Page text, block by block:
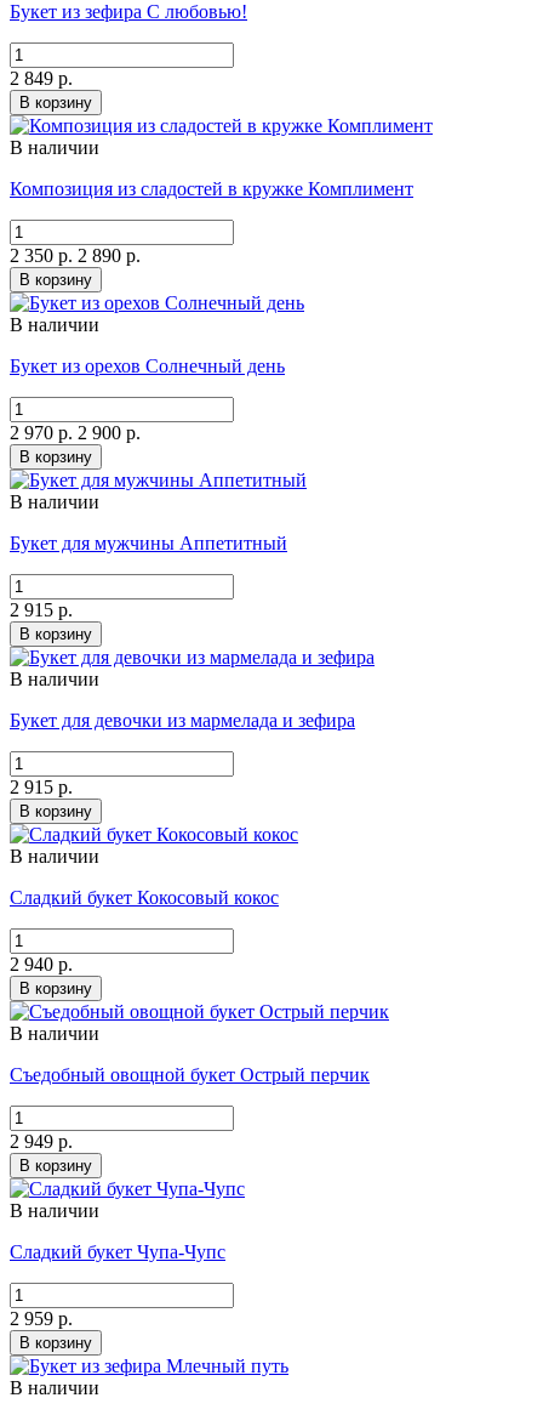
Букет из зефира С любовью!
2 849 р.
В корзину
В наличии
Композиция из сладостей в кружке Комплимент
2 350 р. 2 890 р.
В корзину
В наличии
Букет из орехов Солнечный день
2 970 р. 2 900 р.
В корзину
В наличии
Букет для мужчины Аппетитный
2 915 р.
В корзину
В наличии
Букет для девочки из мармелада и зефира
2 915 р.
В корзину
В наличии
Сладкий букет Кокосовый кокос
2 940 р.
В корзину
В наличии
Съедобный овощной букет Острый перчик
2 949 р.
В корзину
В наличии
Сладкий букет Чупа-Чупс
2 959 р.
В корзину
В наличии